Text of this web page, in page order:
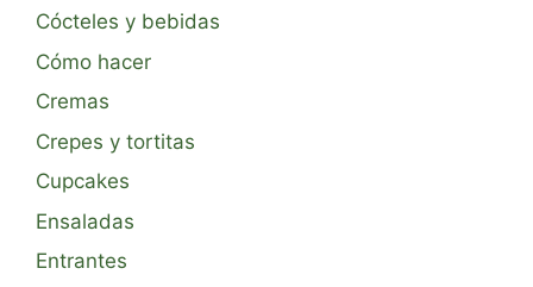
Cócteles y bebidas
Cómo hacer
Cremas
Crepes y tortitas
Cupcakes
Ensaladas
Entrantes